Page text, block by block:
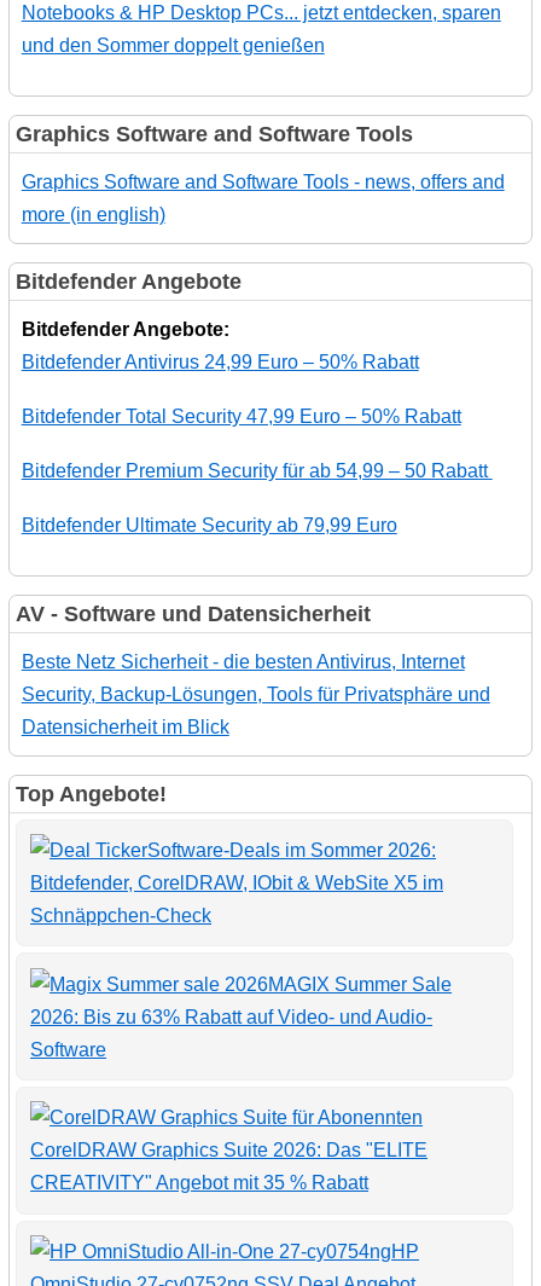
Notebooks & HP Desktop PCs... jetzt entdecken, sparen
und den Sommer doppelt genießen
Graphics Software and Software Tools
Graphics Software and Software Tools - news, offers and
more (in english)
Bitdefender Angebote
Bitdefender Angebote:
Bitdefender Antivirus 24,99 Euro – 50% Rabatt
Bitdefender Total Security 47,99 Euro – 50% Rabatt
Bitdefender Premium Security für ab 54,99 – 50 Rabatt
Bitdefender Ultimate Security ab 79,99 Euro
AV - Software und Datensicherheit
Beste Netz Sicherheit - die besten Antivirus, Internet
Security, Backup-Lösungen, Tools für Privatsphäre und
Datensicherheit im Blick
Top Angebote!
Software-Deals im Sommer 2026:
Bitdefender, CorelDRAW, IObit & WebSite X5 im
Schnäppchen-Check
MAGIX Summer Sale
2026: Bis zu 63% Rabatt auf Video- und Audio-
Software
CorelDRAW Graphics Suite 2026: Das "ELITE
CREATIVITY" Angebot mit 35 % Rabatt
HP